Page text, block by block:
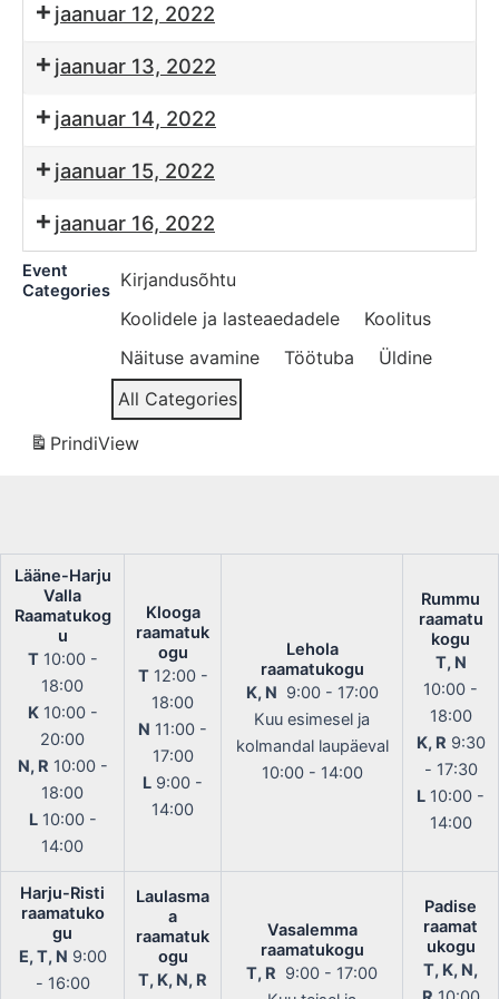
jaanuar 12, 2022
jaanuar 13, 2022
jaanuar 14, 2022
jaanuar 15, 2022
jaanuar 16, 2022
Event
Categories Kirjandusõhtu
Koolidele ja lasteaedadele
Koolitus
Näituse avamine
Töötuba
Üldine
All Categories
PrindiView
Lääne-Harju
Valla
Raamatukog
u
T10:00 -
18:00
K10:00 -
20:00
N, R 10:00 -
18:00
L10:00 -
14:00
Klooga
raamatuk
ogu
T12:00 -
18:00
N 11:00 -
17:00
L 9:00 -
14:00
Lehola
raamatukogu
K, N 9:00 - 17:00
Kuu esimesel ja
kolmandal laupäeval
10:00 - 14:00
Rummu
raamatu
kogu
T, N
10:00 -
18:00
K, R 9:30
- 17:30
L 10:00 -
14:00
Harju-Risti
raamatuko
gu
E, T, N 9:00
- 16:00
Laulasma
a
raamatuk
ogu
T, K, N, R
Vasalemma
raamatukogu
T, R 9:00 - 17:00
Padise
raamat
ukogu
T, K, N,